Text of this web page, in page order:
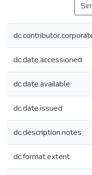
dc.date.accessioned
dc.date.available
dc.date.issued
dc.description.notes
dc.format.extent